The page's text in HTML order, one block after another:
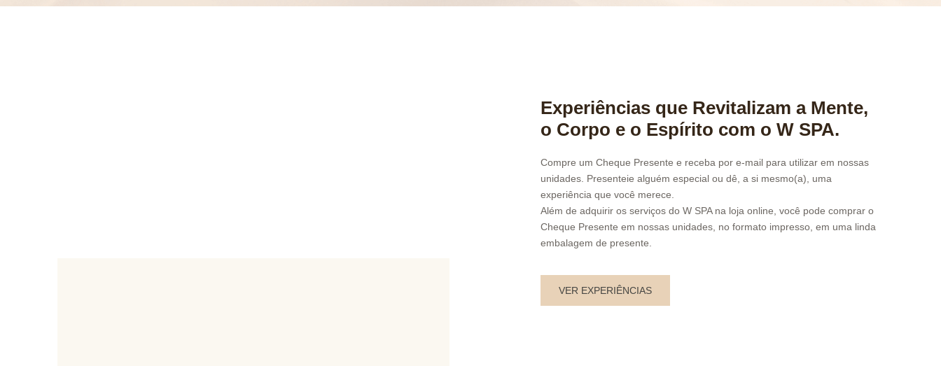
Experiências que Revitalizam a Mente,
o Corpo e o Espírito com o W SPA.
Compre um Cheque Presente e receba por e-mail para utilizar em nossas
unidades. Presenteie alguém especial ou dê, a si mesmo(a), uma
experiência que você merece.
Além de adquirir os serviços do W SPA na loja online, você pode comprar o
Cheque Presente em nossas unidades, no formato impresso, em uma linda
embalagem de presente.
VER EXPERIÊNCIAS